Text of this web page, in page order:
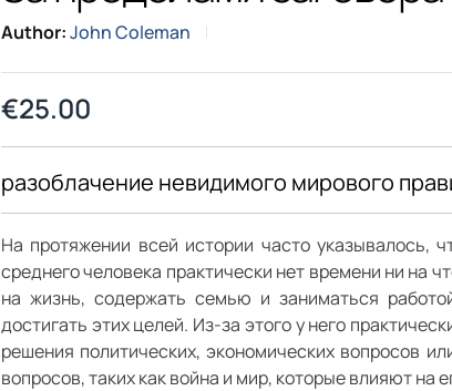
Author:John Coleman
€25.00
разоблачение невидимого мирового
На протяжении всей истории часто указывалось,
среднего человека практически нет времени ни на
на жизнь, содержать семью и заниматься
достигать этих целей. Из-за этого у него
решения политических, экономических вопросов
вопросов, таких как война и мир, которые влияют на